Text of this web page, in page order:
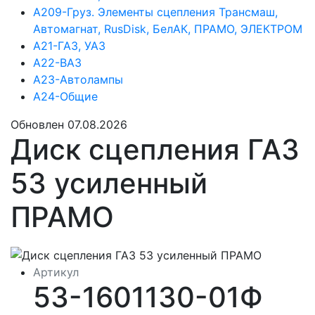
А209-Груз. Элементы сцепления Трансмаш,
Автомагнат, RusDisk, БелАК, ПРАМО, ЭЛЕКТРОМ
А21-ГАЗ, УАЗ
А22-ВАЗ
А23-Автолампы
А24-Общие
Обновлен 07.08.2026
Диск сцепления ГАЗ
53 усиленный
ПРАМО
Артикул
53-1601130-01Ф